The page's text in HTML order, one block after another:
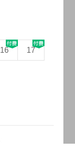
16 17